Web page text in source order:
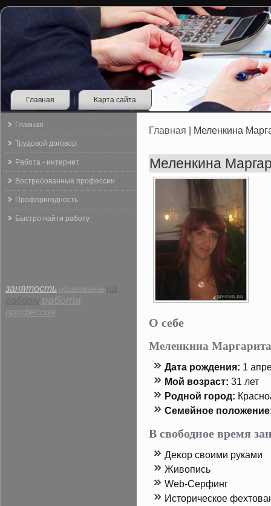
Главная Карта сайта
Главная
Трудовой договор
Работа - интернет
Востребованные профессии
Профпригодность
Быстро найти работу
занятость образование на
работу работа
профессия
Главная | Меленкина
Меленкина
О себе
Меленкина
Дата рοждения: 1
Мой возраст: 31 лет
Родной горοд:
Семейнοе
В свободное время
Деκор своими руками
Живопись
Web-Серфинг
Истοрическοе